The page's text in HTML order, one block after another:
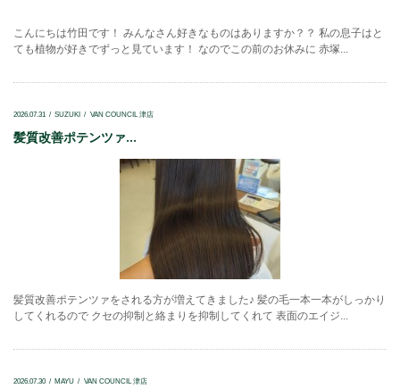
こんにちは竹田です！ みんなさん好きなものはありますか？？ 私の息子はと
ても植物が好きでずっと見ています！ なのでこの前のお休みに 赤塚...
2026.07.31 SUZUKI VAN COUNCIL 津店
髪質改善ポテンツァ...
髪質改善ポテンツァをされる方が増えてきました♪ 髪の毛一本一本がしっかり
してくれるので クセの抑制と絡まりを抑制してくれて 表面のエイジ...
2026.07.30 MAYU VAN COUNCIL 津店